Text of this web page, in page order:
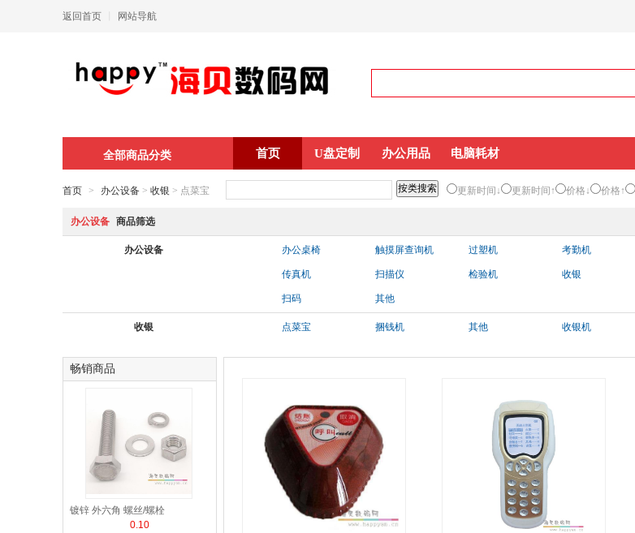
返回首页 网站导航
全部商品分类 首页 U盘定制 办公用品 电脑耗材
首页 > 办公设备 > 收银 > 点菜宝 更新时间↓ 更新时间↑ 价格↓ 价格↑
办公设备 商品筛选
办公设备 办公桌椅 触摸屏查询机 过塑机 考勤机
传真机 扫描仪 检验机 收银
扫码 其他
收银 点菜宝 捆钱机 其他 收银机
畅销商品
镀锌 外六角 螺丝/螺栓
0.10